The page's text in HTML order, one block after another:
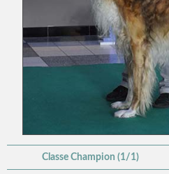
Classe Champion (1/1)